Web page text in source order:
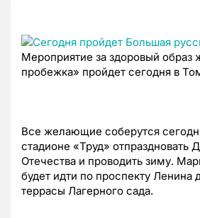
Мероприятие за здоровый образ
пробежка» пройдет сегодня в
Все желающие соберутся
стадионе «Труд» отпраздновать
Отечества и проводить зиму.
будет идти по проспекту Ленина
террасы Лагерного сада.